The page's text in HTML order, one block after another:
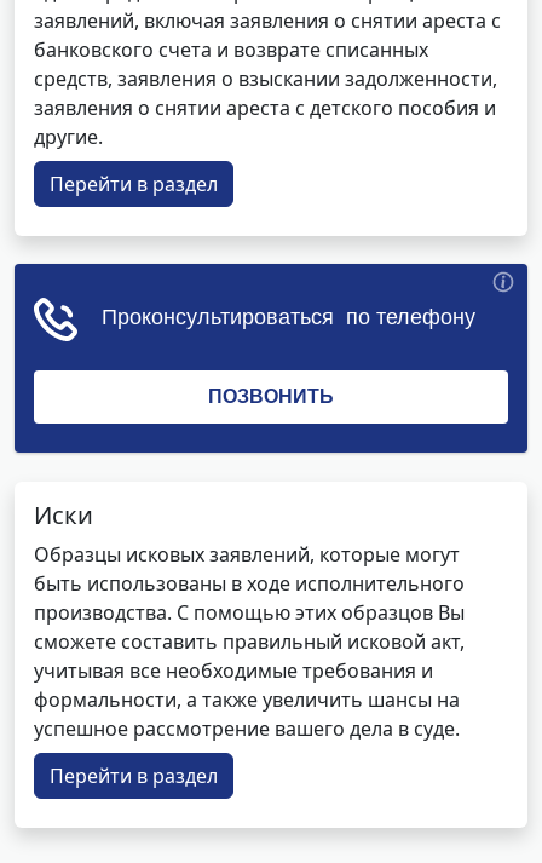
заявлений, включая заявления о снятии ареста с
банковского счета и возврате списанных
средств, заявления о взыскании задолженности,
заявления о снятии ареста с детского пособия и
другие.
Перейти в раздел
Иски
Образцы исковых заявлений, которые могут
быть использованы в ходе исполнительного
производства. С помощью этих образцов Вы
сможете составить правильный исковой акт,
учитывая все необходимые требования и
формальности, а также увеличить шансы на
успешное рассмотрение вашего дела в суде.
Перейти в раздел